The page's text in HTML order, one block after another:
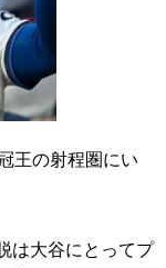
王の射程圏にい
は大谷にとってプ